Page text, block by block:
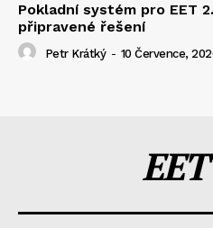
Pokladní systém pro EET
připravené řešení
Petr Krátký - 10 Července,